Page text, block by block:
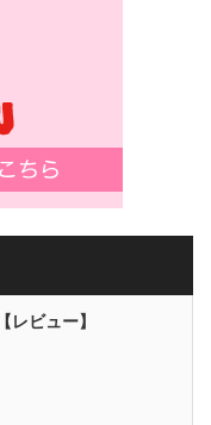
レビュー】